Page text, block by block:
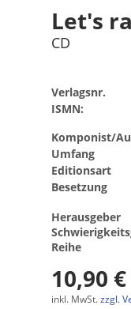
Let's
CD
Verlagsnr.
ISMN:
Komponist/
Umfang
Editionsart
Besetzung
Herausgeber
Reihe
10,90
inkl. MwSt.zzgl.